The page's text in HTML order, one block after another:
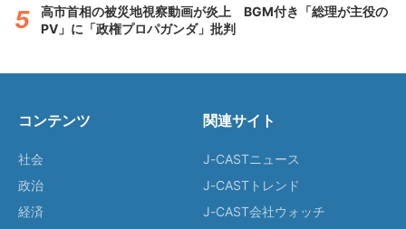
高市首相の被災地視察動画が炎上 BGM付き「総理が主役の
PV」に「政権プロパガンダ」批判
コンテンツ
社会
政治
経済
関連サイト
J-CASTニュース
J-CASTトレンド
J-CAST会社ウォッチ